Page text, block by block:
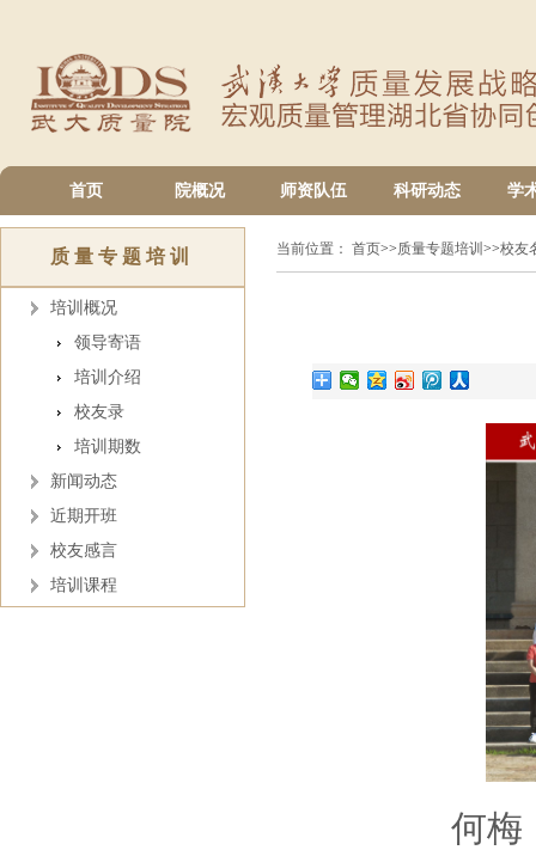
首页 院概况 师资队伍 科研动态 学
质量专题培训
培训概况
领导寄语
培训介绍
校友录
培训期数
新闻动态
近期开班
校友感言
培训课程
当前位置： 首页>>质量专题培训 >>校友
何梅 闵